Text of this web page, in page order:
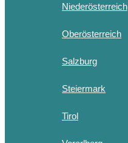
Niederösterreich
Oberösterreich
Salzburg
Steiermark
Tirol